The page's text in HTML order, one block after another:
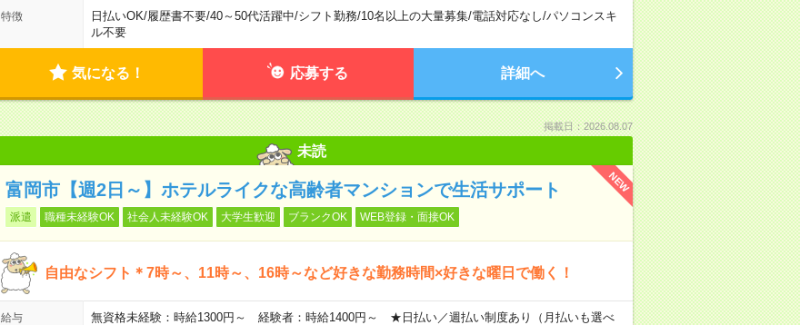
特徴 日払いOK/履歴書不要/40～50代活躍中/シフト勤務/10名以上の大量募集/電話対応なし/パソコンスキ
ル不要
気になる！ 応募する 詳細へ
掲載日：2026.08.07
未読
NEW
富岡市【週2日～】ホテルライクな高齢者マンションで生活サポート
派遣 職種未経験OK 社会人未経験OK 大学生歓迎 ブランクOK WEB登録・面接OK
自由なシフト＊7時～、11時～、16時～など好きな勤務時間×好きな曜日で働く！
給与
無資格未経験：時給1300円～ 経験者：時給1400円～ ★日払い／週払い制度あり（月払いも選べ